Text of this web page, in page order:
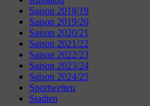
Saison 2018/19
Saison 2019/20
Saison 2020/21
Saison 2021/22
Saison 2022/23
Saison 2023/24
Saison 2024/25
Sportwetten
Stadien